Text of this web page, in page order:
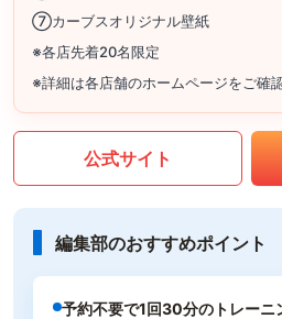
⑦カーブスオリジナル壁紙
※各店先着20名限定
※詳細は各店舗のホームページをご確
公式サイト
編集部のおすすめポイント
予約不要で1回30分のトレーニ